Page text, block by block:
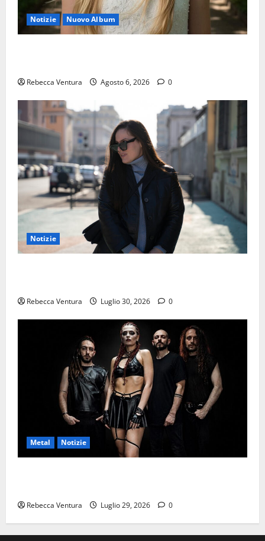
Notizie Nuovo Album
Rebecca Ventura Agosto 6, 2026 0
Notizie
Rebecca Ventura Luglio 30, 2026 0
Metal Notizie
Rebecca Ventura Luglio 29, 2026 0